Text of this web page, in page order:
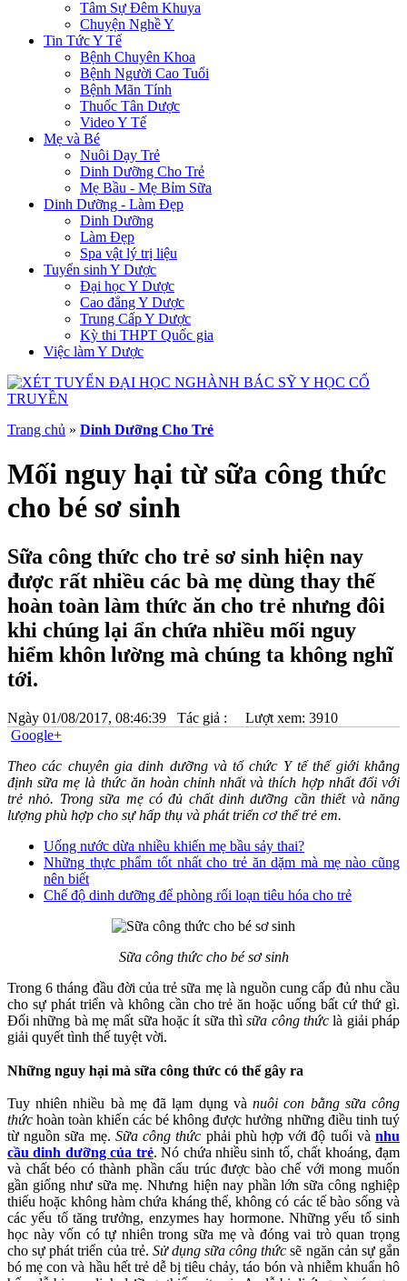
Tâm Sự Đêm Khuya
Chuyện Nghề Y
Tin Tức Y Tế
Bệnh Chuyên Khoa
Bệnh Người Cao Tuổi
Bệnh Mãn Tính
Thuốc Tân Dược
Video Y Tế
Mẹ và Bé
Nuôi Dạy Trẻ
Dinh Dưỡng Cho Trẻ
Mẹ Bầu - Mẹ Bỉm Sữa
Dinh Dưỡng - Làm Đẹp
Dinh Dưỡng
Làm Đẹp
Spa vật lý trị liệu
Tuyển sinh Y Dược
Đại học Y Dược
Cao đẳng Y Dược
Trung Cấp Y Dược
Kỳ thi THPT Quốc gia
Việc làm Y Dược
Trang chủ » Dinh Dưỡng Cho Trẻ
Mối nguy hại từ sữa công thức
cho bé sơ sinh
Sữa công thức cho trẻ sơ sinh hiện nay
được rất nhiều các bà mẹ dùng thay thế
hoàn toàn làm thức ăn cho trẻ nhưng đôi
khi chúng lại ẩn chứa nhiều mối nguy
hiểm khôn lường mà chúng ta không nghĩ
tới.
Ngày 01/08/2017, 08:46:39 Tác giả :
Lượt xem: 3910
Google+
Theo các chuyên gia dinh dưỡng và tổ chức Y tế thế giới khẳng
định sữa mẹ là thức ăn hoàn chỉnh nhất và thích hợp nhất đối với
trẻ nhỏ. Trong sữa mẹ có đủ chất dinh dưỡng cần thiết và năng
lượng phù hợp cho sự hấp thụ và phát triển cơ thể trẻ em.
Uống nước dừa nhiều khiến mẹ bầu sảy thai?
Những thực phẩm tốt nhất cho trẻ ăn dặm mà mẹ nào cũng
nên biết
Chế độ dinh dưỡng để phòng rối loạn tiêu hóa cho trẻ
Sữa công thức cho bé sơ sinh
Trong 6 tháng đầu đời của trẻ sữa mẹ là nguồn cung cấp đủ nhu cầu
cho sự phát triển và không cần cho trẻ ăn hoặc uống bất cứ thứ gì.
Đối những bà mẹ mất sữa hoặc ít sữa thìsữa công thức là giải pháp
giải quyết tình thế tuyệt vời.
Những nguy hại mà sữa công thức có thể gây ra
Tuy nhiên nhiều bà mẹ đã lạm dụng vànuôi con bằng sữa công
thức hoàn toàn khiến các bé không được hưởng những điều tinh tuý
từ nguồn sữa mẹ. Sữa công thức phải phù hợp với độ tuổi vànhu
cầu dinh dưỡng của trẻ. Nó chứa nhiều sinh tố, chất khoáng, đạm
và chất béo có thành phần cấu trúc được bào chế với mong muốn
gần giống như sữa mẹ. Nhưng hiện nay phần lớn sữa công nghiệp
thiếu hoặc không hàm chứa kháng thể, không có các tế bào sống và
các yếu tố tăng trưởng, enzymes hay hormone. Những yếu tố sinh
học này vốn có tự nhiên trong sữa mẹ và đóng vai trò quan trọng
cho sự phát triển của trẻ. Sử dụng sữa công thức sẽ ngăn cản sự gắn
bó mẹ con và hầu hết trẻ dễ bị tiêu chảy, táo bón và nhiễm khuẩn hô